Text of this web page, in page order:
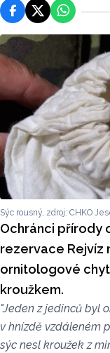
FacebookPlatforma X
WhatsApp
Sýc rousný, zdroj: CHKO
Ochránci přírody
rezervace Rejvíz
ornitologové
kroužkem.
"Jeden z jedinců byl
v hnízdě vzdáleném
sýc nesl kroužek z